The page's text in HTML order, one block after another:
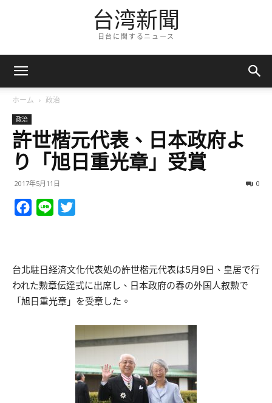
台湾新聞
日台に関するニュース
ホーム 政治
政治
許世楷元代表、日本政府よ
り「旭日重光章」受賞
2017年5月11日 0
Facebook
Line
台北駐日経済文化代表処の許世楷元代表は5月9日、皇居で行
われた勲章伝達式に出席し、日本政府の春の外国人叙勲で
「旭日重光章」を受章した。